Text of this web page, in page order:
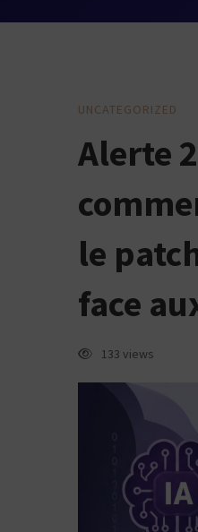
Alerte
2026
l’IA
arme
les
hackers
l’EDR,
sécurisée
UNCATEGORIZED
Alerte
le
face
133 views